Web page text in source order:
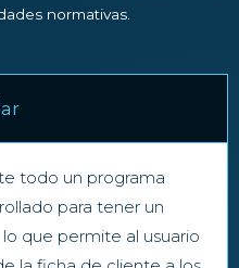
normativas.
todo un programa
para tener un
, lo que permite al usuario